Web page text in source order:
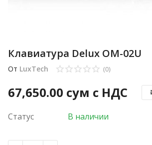
Клавиатура Delux OM-02U
От LuxTech (0)
67,650.00 сум с НДС
Статус В наличии